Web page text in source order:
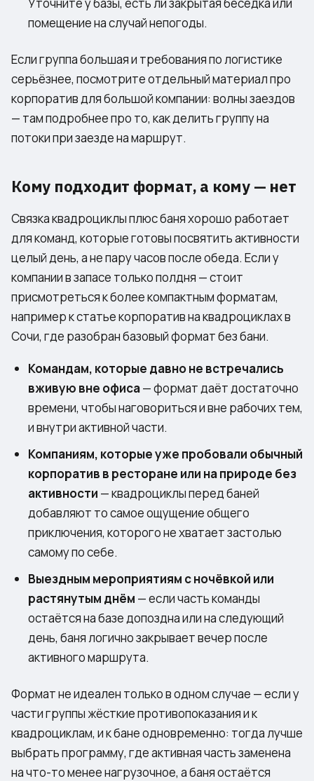
помещение на случай непогоды.
Если группа большая и требования по логистике
серьёзнее, посмотрите отдельный материал про
корпоратив для большой компании: волны заездов
— там подробнее про то, как делить группу на
потоки при заезде на маршрут.
Кому подходит формат, а кому — нет
Связка квадроциклы плюс баня хорошо работает
для команд, которые готовы посвятить активности
целый день, а не пару часов после обеда. Если у
компании в запасе только полдня — стоит
присмотреться к более компактным форматам,
например к статьекорпоратив на квадроциклах в
Сочи, где разобран базовый формат без бани.
Командам, которые давно не встречались
вживую вне офиса— формат даёт достаточно
времени, чтобы наговориться и вне рабочих тем,
и внутри активной части.
Компаниям, которые уже пробовали обычный
корпоратив в ресторане или на природе без
активности — квадроциклы перед баней
добавляют то самое ощущение общего
приключения, которого не хватает застолью
самому по себе.
Выездным мероприятиям с ночёвкой или
растянутым днём — если часть команды
остаётся на базе допоздна или на следующий
день, баня логично закрывает вечер после
активного маршрута.
Формат не идеален только в одном случае — если у
части группы жёсткие противопоказания и к
квадроциклам, и к бане одновременно: тогда лучше
выбрать программу, где активная часть заменена
на что-то менее нагрузочное, а баня остаётся